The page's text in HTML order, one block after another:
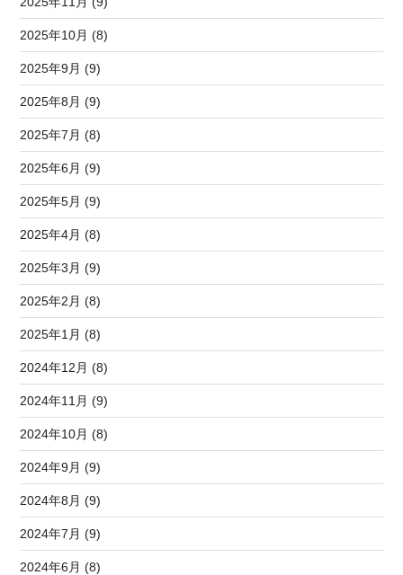
2025年10月 (8)
2025年9月 (9)
2025年8月 (9)
2025年7月 (8)
2025年6月 (9)
2025年5月 (9)
2025年4月 (8)
2025年3月 (9)
2025年2月 (8)
2025年1月 (8)
2024年12月 (8)
2024年11月 (9)
2024年10月 (8)
2024年9月 (9)
2024年8月 (9)
2024年7月 (9)
2024年6月 (8)